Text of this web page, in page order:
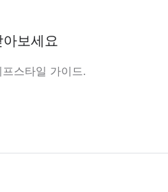
보세요
스타일 가이드.